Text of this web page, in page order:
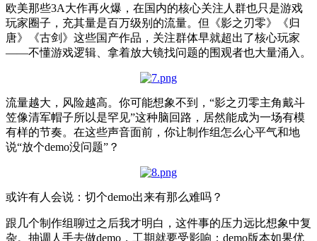
欧美那些3A大作再火爆，在国内的核心关注人群也只是游戏
玩家圈子，充其量是百万级别的流量。但《影之刃零》《归
唐》《古剑》这些国产作品，关注群体早就超出了核心玩家
——不懂游戏逻辑、拿着放大镜找问题的围观者也大量涌入。
流量越大，风险越高。你可能想象不到，“影之刃零主角戴斗
笠像清军帽子所以是罕见”这种脑回路，居然能成为一场有模
有样的节奏。在这些声音面前，你让制作组怎么心平气和地
说“放个demo没问题”？
或许有人会说：切个demo出来有那么难吗？
跟几个制作组聊过之后我才明白，这件事的压力远比想象中复
杂。抽调人手去做demo，工期就要受影响；demo版本如果优